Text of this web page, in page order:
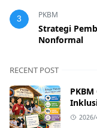
3 PKBM
Strategi
Nonformal
RECENT POST